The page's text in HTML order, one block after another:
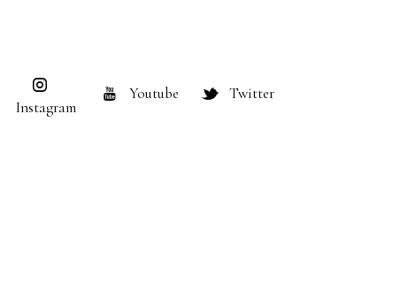
Instagram
Youtube Twitter